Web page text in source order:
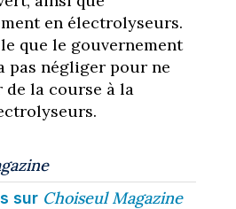
en électrolyseurs.
que le gouvernement
pas négliger pour ne
la course à la
sur Choiseul Magazine